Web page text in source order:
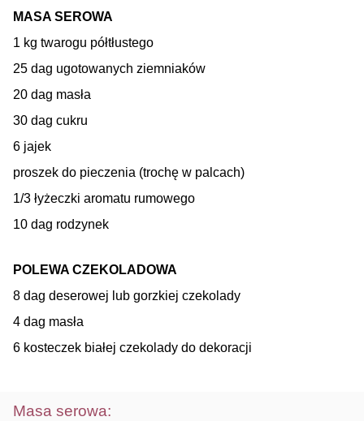
MASA SEROWA
1 kg twarogu półtłustego
25 dag ugotowanych ziemniaków
20 dag masła
30 dag cukru
6 jajek
proszek do pieczenia (trochę w palcach)
1/3 łyżeczki aromatu rumowego
10 dag rodzynek
POLEWA CZEKOLADOWA
8 dag deserowej lub gorzkiej czekolady
4 dag masła
6 kosteczek białej czekolady do dekoracji
Masa serowa: